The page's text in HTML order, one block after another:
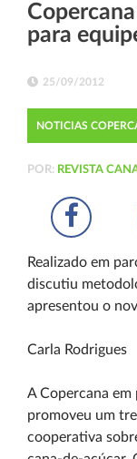
para
25/09/2012
NOTICIAS
POR: REVISTA
Realizado em
discutiu
apresentou o
Carla Rodrigues
A Copercana
promoveu um
cooperativa